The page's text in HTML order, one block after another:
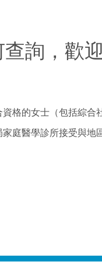
詢，歡
格的女士（包括綜
庭醫學診所接受與地